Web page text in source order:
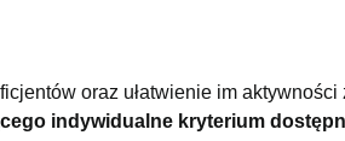
oraz ułatwienie im
indywidualne kryterium